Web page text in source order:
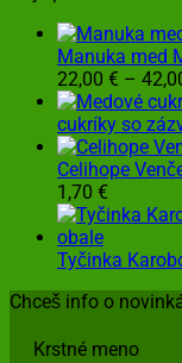
Manuka med
22,00 € –
cukríky so
Celihope
1,70 €
Tyčinka
Chceš info o
Krstné meno